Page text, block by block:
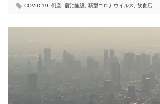
COVID-19 倒産 宿泊施設 新型コロナウイルス 飲食店